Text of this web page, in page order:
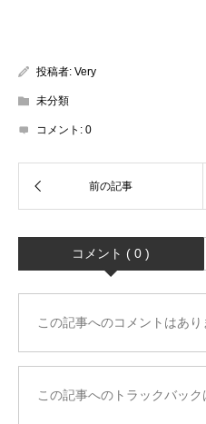
投稿者: Very
未分類
コメント: 0
コメント ( 0 )
この記事へのコメントはあり
この記事へのトラックバック